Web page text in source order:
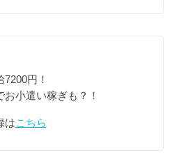
円！
お小遣い稼ぎも？！
はこちら